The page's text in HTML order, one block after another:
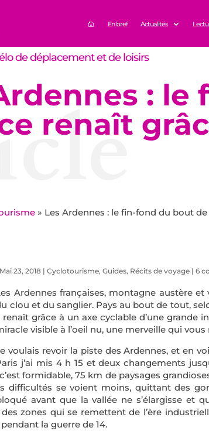
En bref Actualités
de déplacement et de loisirs
:
renaît
» Les Ardennes : le fin-fond du bout
Mai 23, 2018 |Cyclotourisme,Guides, Récits de voyage |6
Ardennes françaises, montagne austère
clou et du sanglier. Pays au bout de tout,
renaît grâce à un axe cyclable d’une grande
visible à l’oeil nu, une merveille qui vous
voulais revoir la piste des Ardennes, et en
j’ai mis 4 h 15 et deux changements
formidable, 75 km de paysages
difficultés se voient moins, quittant des
avant que la vallée ne s’élargisse et
zones qui se remettent de l’ère
la guerre de 14.